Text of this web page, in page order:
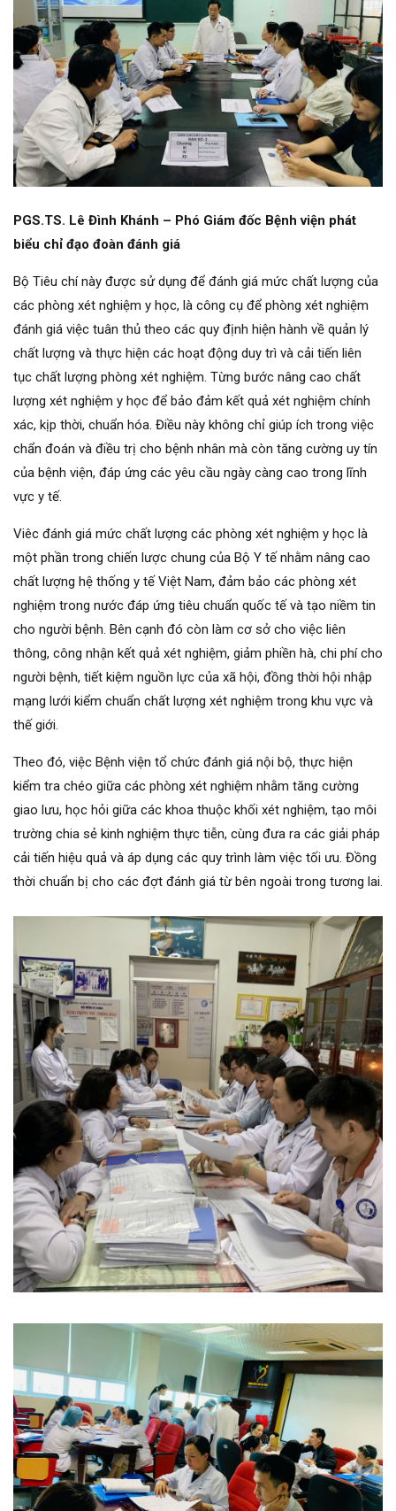
PGS.TS. Lê Đình Khánh – Phó Giám đốc Bệnh viện phát
biểu chỉ đạo đoàn đánh giá
Bộ Tiêu chí này được sử dụng để đánh giá mức chất lượng của
các phòng xét nghiệm y học, là công cụ để phòng xét nghiệm
đánh giá việc tuân thủ theo các quy định hiện hành về quản lý
chất lượng và thực hiện các hoạt động duy trì và cải tiến liên
tục chất lượng phòng xét nghiệm. Từng bước nâng cao chất
lượng xét nghiệm y học để bảo đảm kết quả xét nghiệm chính
xác, kịp thời, chuẩn hóa. Điều này không chỉ giúp ích trong việc
chẩn đoán và điều trị cho bệnh nhân mà còn tăng cường uy tín
của bệnh viện, đáp ứng các yêu cầu ngày càng cao trong lĩnh
vực y tế.
Viêc đánh giá mức chất lượng các phòng xét nghiệm y học là
một phần trong chiến lược chung của Bộ Y tế nhằm nâng cao
chất lượng hệ thống y tế Việt Nam, đảm bảo các phòng xét
nghiệm trong nước đáp ứng tiêu chuẩn quốc tế và tạo niềm tin
cho người bệnh. Bên cạnh đó còn làm cơ sở cho việc liên
thông, công nhận kết quả xét nghiệm, giảm phiền hà, chi phí cho
người bệnh, tiết kiệm nguồn lực của xã hội, đồng thời hội nhập
mạng lưới kiểm chuẩn chất lượng xét nghiệm trong khu vực và
thế giới.
Theo đó, việc Bệnh viện tổ chức đánh giá nội bộ, thực hiện
kiểm tra chéo giữa các phòng xét nghiệm nhằm tăng cường
giao lưu, học hỏi giữa các khoa thuộc khối xét nghiệm, tạo môi
trường chia sẻ kinh nghiệm thực tiễn, cùng đưa ra các giải pháp
cải tiến hiệu quả và áp dụng các quy trình làm việc tối ưu. Đồng
thời chuẩn bị cho các đợt đánh giá từ bên ngoài trong tương lai.